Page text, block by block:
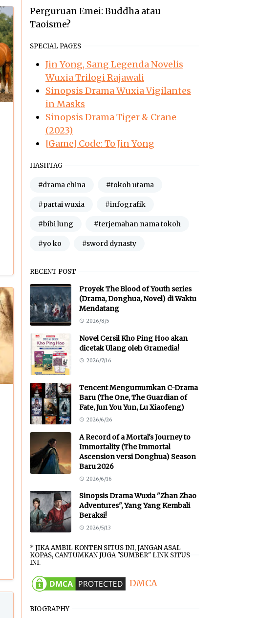
Perguruan Emei: Buddha atau
Taoisme?
SPECIAL PAGES
Jin Yong, Sang Legenda Novelis
Wuxia Trilogi Rajawali
Sinopsis Drama Wuxia Vigilantes
in Masks
Sinopsis Drama Tiger & Crane
(2023)
[Game] Code: To Jin Yong
HASHTAG
#drama china #tokoh utama
#partai wuxia #infografik
#bibi lung #terjemahan nama tokoh
#yo ko #sword dynasty
RECENT POST
Proyek The Blood of Youth series
(Drama, Donghua, Novel) di Waktu
Mendatang
2026/8/5
Novel Cersil Kho Ping Hoo akan
dicetak Ulang oleh Gramedia!
2026/7/16
Tencent Mengumumkan C-Drama
Baru (The One, The Guardian of
Fate, Jun You Yun, Lu Xiaofeng)
2026/6/26
A Record of a Mortal's Journey to
Immortality (The Immortal
Ascension versi Donghua) Season
Baru 2026
2026/6/16
Sinopsis Drama Wuxia "Zhan Zhao
Adventures", Yang Yang Kembali
Beraksi!
2026/5/13
* JIKA AMBIL KONTEN SITUS INI, JANGAN ASAL
KOPAS, CANTUMKAN JUGA "SUMBER" LINK SITUS
INI.
DMCA
BIOGRAPHY